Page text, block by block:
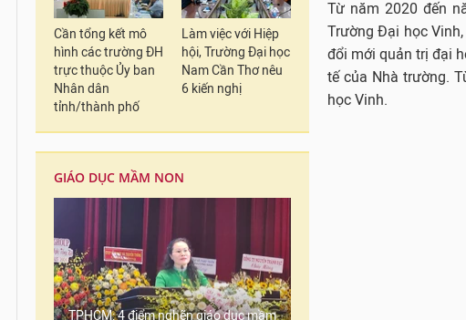
Cần tổng kết mô
hình các trường ĐH
trực thuộc Ủy ban
Nhân dân
tỉnh/thành phố
Làm việc với Hiệp
hội, Trường Đại học
Nam Cần Thơ nêu
6 kiến nghị
GIÁO DỤC MẦM NON
TPHCM: 4 điểm nghẽn giáo dục mầm